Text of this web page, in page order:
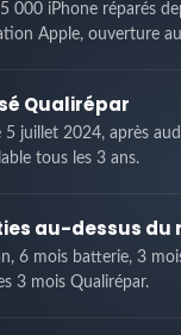
000 iPhone réparés
Apple, ouverture
Qualirépar
5 juillet 2024, après
tous les 3 ans.
au-dessus du
6 mois batterie, 3
3 mois Qualirépar.